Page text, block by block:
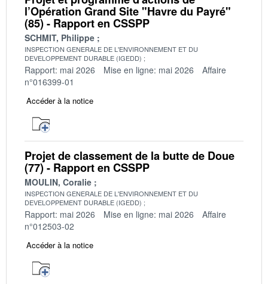
l’Opération Grand Site "Havre du Payré"
(85) - Rapport en CSSPP
SCHMIT, Philippe
INSPECTION GENERALE DE L'ENVIRONNEMENT ET DU
DEVELOPPEMENT DURABLE (IGEDD)
Rapport: mai 2026 Mise en ligne: mai 2026
Affaire
n°016399-01
Accéder à la notice
Projet de classement de la butte de Doue
(77) - Rapport en CSSPP
MOULIN, Coralie
INSPECTION GENERALE DE L'ENVIRONNEMENT ET DU
DEVELOPPEMENT DURABLE (IGEDD)
Rapport: mai 2026 Mise en ligne: mai 2026
Affaire
n°012503-02
Accéder à la notice